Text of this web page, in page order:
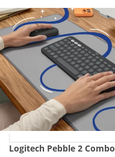
Logitech Pebble 2 Combo